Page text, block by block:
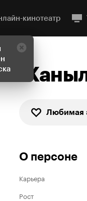
кинотеатр
Любимая
О персоне
Карьера
Рост